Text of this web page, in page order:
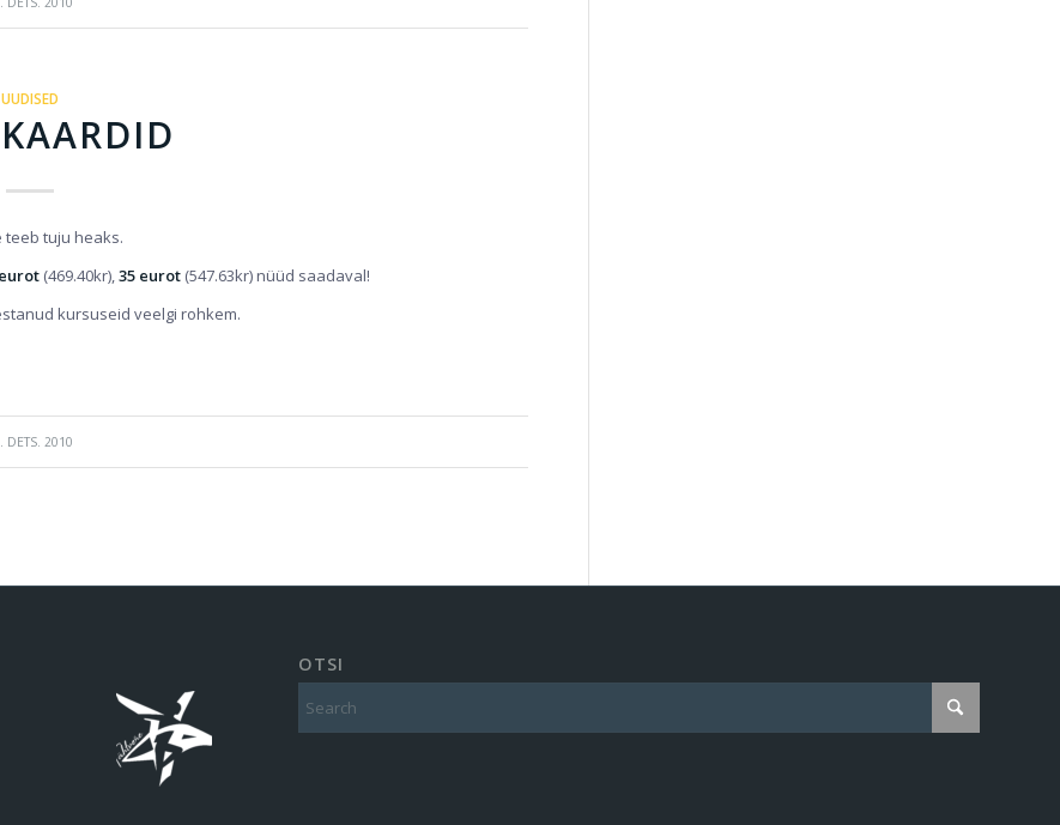
UUDISED
tuju heaks.
(469.40kr),35 eurot (547.63kr) nüüd saadaval!
kursuseid veelgi rohkem.
DETS. 2010
OTSI